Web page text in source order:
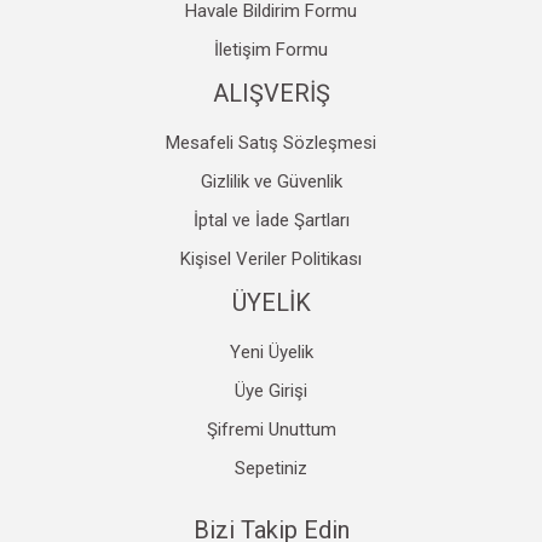
Gönder
Havale Bildirim Formu
İletişim Formu
ALIŞVERİŞ
Mesafeli Satış Sözleşmesi
Gizlilik ve Güvenlik
İptal ve İade Şartları
Kişisel Veriler Politikası
ÜYELİK
Yeni Üyelik
Üye Girişi
Şifremi Unuttum
Sepetiniz
Bizi Takip Edin